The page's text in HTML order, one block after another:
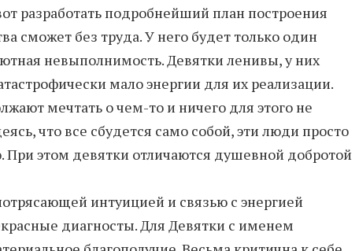
разработать подробнейший план построения
сможет без труда. У него будет только один
невыполнимость. Девятки ленивы, у них
мало энергии для их реализации.
мечтать о чем-то и ничего для этого не
что все сбудется само собой, эти люди просто
При этом девятки отличаются душевной добротой
интуицией и связью с энергией
диагносты. Для Девятки с именем